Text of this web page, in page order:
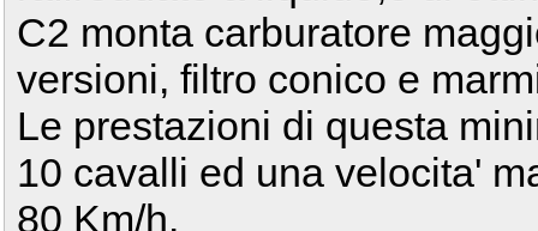
C2 monta carburatore
versioni, filtro conico e
Le prestazioni di questa
10 cavalli ed una velocita'
80 Km/h.